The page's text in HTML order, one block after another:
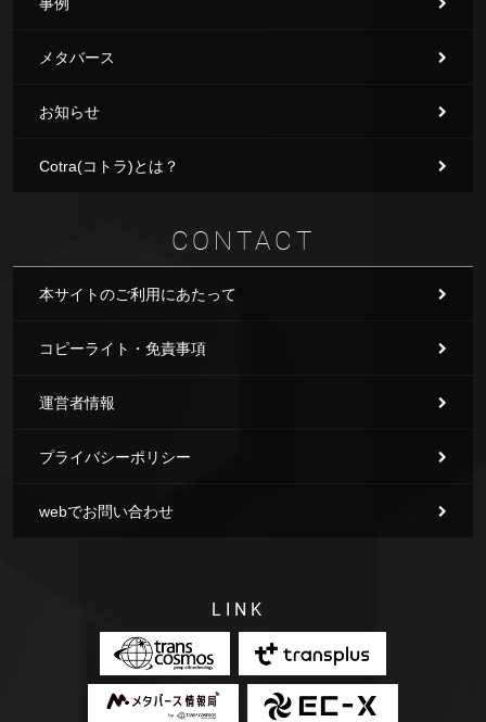
事例
メタバース
お知らせ
Cotra(コトラ)とは？
CONTACT
本サイトのご利用にあたって
コピーライト・免責事項
運営者情報
プライバシーポリシー
webでお問い合わせ
LINK